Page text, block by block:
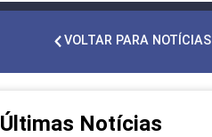
VOLTAR PARA NOTÍCIAS
Últimas Notícias